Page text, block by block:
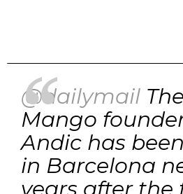
@dailymail
Mango
Andic has
in Barcelona
years after the